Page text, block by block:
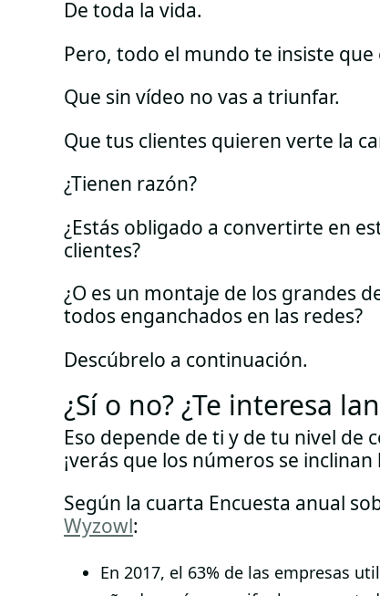
De toda la vida.
Pero, todo el mundo te insiste que
Que sin vídeo no vas a triunfar.
Que tus clientes quieren verte la
¿Tienen razón?
¿Estás obligado a convertirte en
clientes?
¿O es un montaje de los grandes
todos enganchados en las redes?
Descúbrelo a continuación.
¿Sí o no? ¿Te interesa
Eso depende de ti y de tu nivel de
¡verás que los números se inclinan
Según la cuarta Encuesta anual
Wyzowl:
En 2017, el 63% de las empresas